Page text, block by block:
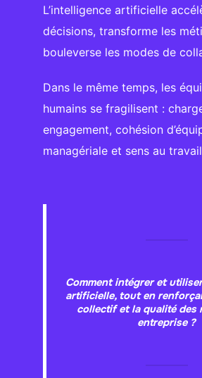
L’intelligence artificielle
décisions, transforme les
bouleverse les modes de
Dans le même temps, les
humains se fragilisent :
engagement, cohésion
managériale et sens au
Comment intégrer et
artificielle, tout en
collectif et la qualité des
entreprise ?